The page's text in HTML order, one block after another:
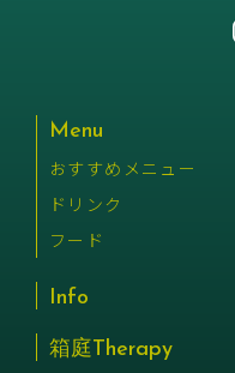
Menu
おすすめメニュー
ドリンク
フード
Info
箱庭Therapy